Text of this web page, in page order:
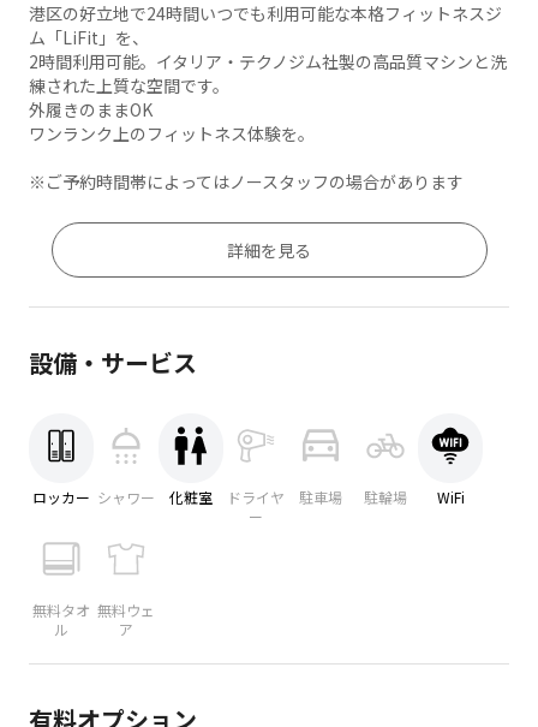
港区の好立地で24時間いつでも利用可能な本格フィットネスジ
ム「LiFit」を、
2時間利用可能。イタリア・テクノジム社製の高品質マシンと洗
練された上質な空間です。
外履きのままOK
ワンランク上のフィットネス体験を。
※ご予約時間帯によってはノースタッフの場合があります
詳細を見る
設備・サービス
ロッカー シャワー 化粧室
ドライヤ
ー
駐車場 駐輪場 WiFi
無料タオ
ル
無料ウェ
ア
有料オプション